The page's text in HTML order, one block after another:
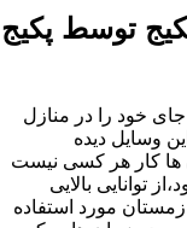
توسط پکیج
خود را در منازل
وسایل دیده
ها کار هر کسی نیست
توانایی بالایی
مورد استفاده